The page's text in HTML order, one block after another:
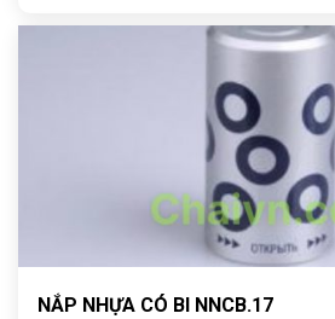
NẮP NHỰA CÓ BI NNCB.17